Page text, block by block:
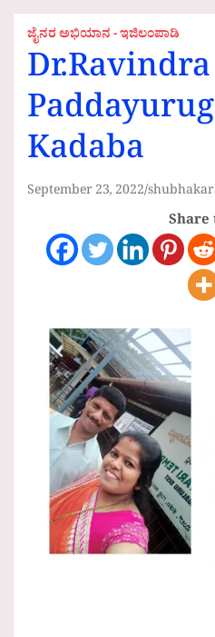
ಜೈನರ ಅಭಿಯಾನ - ಇಜಿಲಂಪಾಡಿ
Dr.Ravindra
Kadaba
September 23, 2022
Share